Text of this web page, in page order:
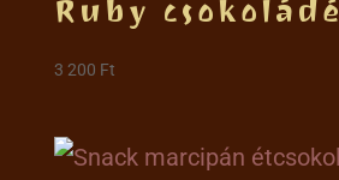
Ruby csokoládé
3 200 Ft